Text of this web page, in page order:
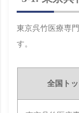
東京呉竹医療専
す。
全国ト